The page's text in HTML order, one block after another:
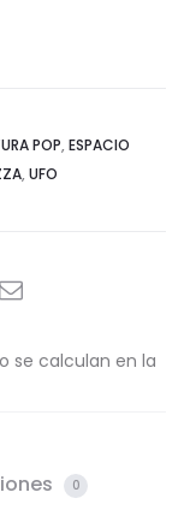
POP, ESPACIO
, UFO
se calculan en la
0